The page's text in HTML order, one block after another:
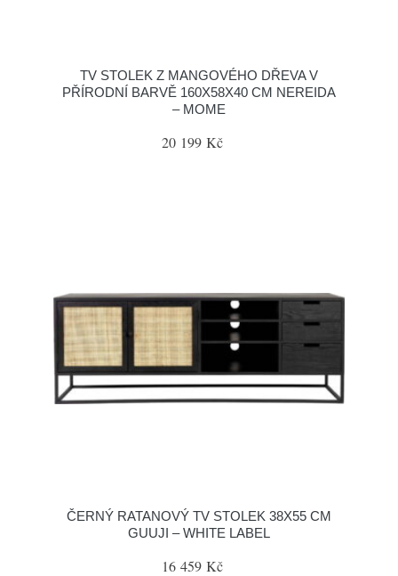
TV STOLEK Z MANGOVÉHO DŘEVA V
PŘÍRODNÍ BARVĚ 160X58X40 CM NEREIDA
– MOME
20 199 Kč
ČERNÝ RATANOVÝ TV STOLEK 38X55 CM
GUUJI – WHITE LABEL
16 459 Kč